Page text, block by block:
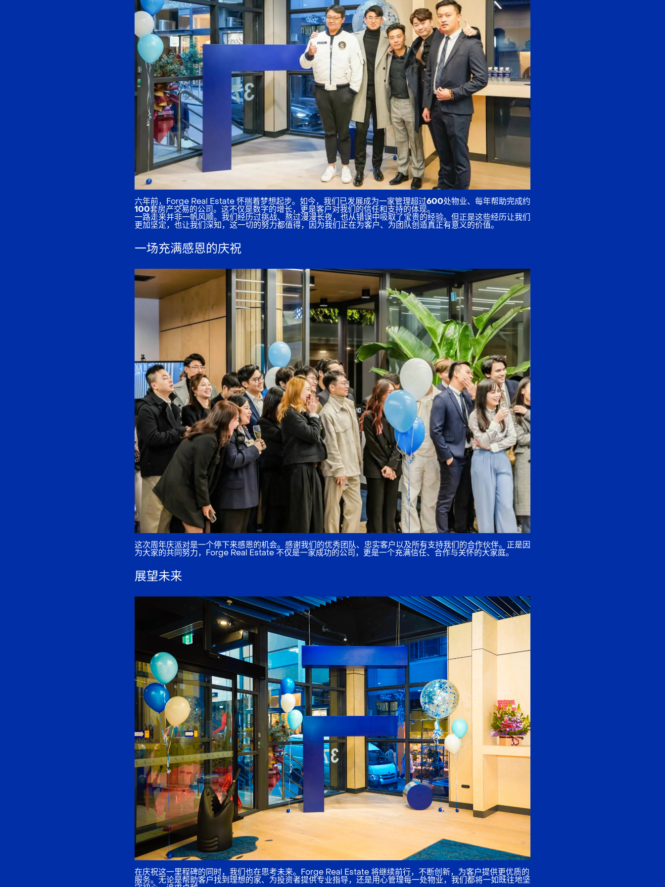
六年前，Forge Real Estate 怀揣着梦想起步。如今，我们已发展成为一家管理超过600处物业、每年帮助完成约
100套房产交易的公司。这不仅是数字的增长，更是客户对我们的信任和支持的体现。
一路走来并非一帆风顺。我们经历过挑战、熬过漫漫长夜，也从错误中吸取了宝贵的经验。但正是这些经历让我们
更加坚定，也让我们深知，这一切的努力都值得，因为我们正在为客户、为团队创造真正有意义的价值。
一场充满感恩的庆祝
这次周年庆派对是一个停下来感恩的机会。感谢我们的优秀团队、忠实客户以及所有支持我们的合作伙伴。正是因
为大家的共同努力，Forge Real Estate 不仅是一家成功的公司，更是一个充满信任、合作与关怀的大家庭。
展望未来
在庆祝这一里程碑的同时，我们也在思考未来。Forge Real Estate 将继续前行，不断创新，为客户提供更优质的
服务。无论是帮助客户找到理想的家、为投资者提供专业指导，还是用心管理每一处物业，我们都将一如既往地坚